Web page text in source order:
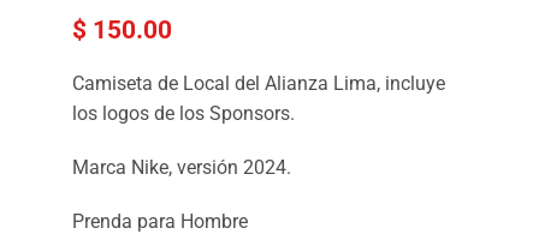
$ 150.00
Camiseta de Local del Alianza Lima, incluye
los logos de los Sponsors.
Marca Nike, versión 2024.
Prenda para Hombre